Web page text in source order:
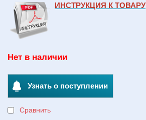
Нет в наличии
Узнать о поступлении
Сравнить
ИНСТРУКЦИЯ К ТОВАРУ